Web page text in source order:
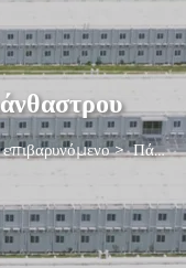
>Πάνελ Μεσολαβιού Λάνθαστρου